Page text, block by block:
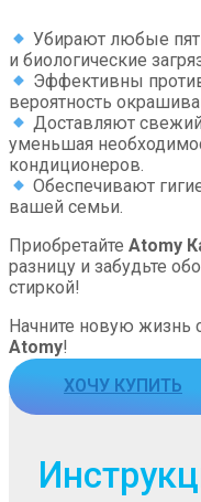
Убирают любые
и биологические
Эффективны
вероятность
Доставляют свежий
уменьшая
кондиционеров.
Обеспечивают
вашей семьи.
Приобретайте Atomy
разницу и забудьте
стиркой!
Начните новую жизнь
Atomy!
ХОЧУ КУПИТЬ